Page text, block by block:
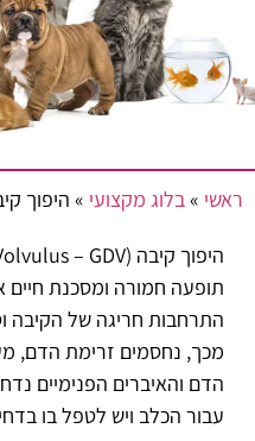
ראשי »בלוג מקצועי » היפוך
תופעה חמורה ומסכנת
התרחבות חריגה של הקיבה
מכך, נחסמים זרימת הדם,
הדם והאיברים הפנימיים
עבור הכלב ויש לטפל בו